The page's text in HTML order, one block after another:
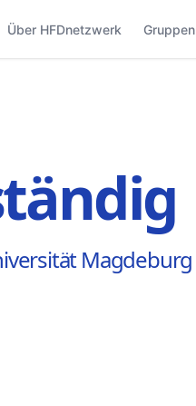
Über HFDnetzwerk Gruppen
Magdeburg